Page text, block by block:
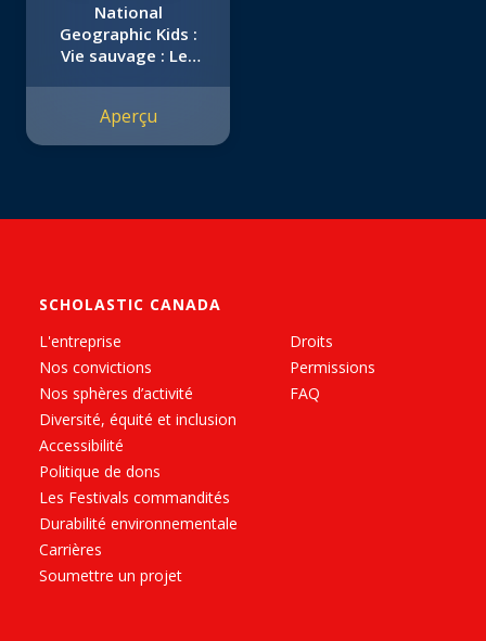
National
Geographic Kids :
Vie sauvage : Les
Aperçu
SCHOLASTIC CANADA
L'entreprise
Nos convictions
Nos sphères d’activité
Diversité, équité et inclusion
Accessibilité
Politique de dons
Les Festivals commandités
Durabilité environnementale
Carrières
Soumettre un projet
Droits
Permissions
FAQ